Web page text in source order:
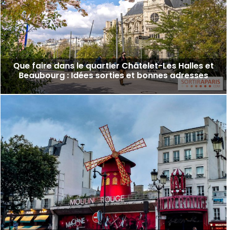
Que faire dans le quartier Châtelet-Les Halles et
Beaubourg : Idées sorties et bonnes adresses